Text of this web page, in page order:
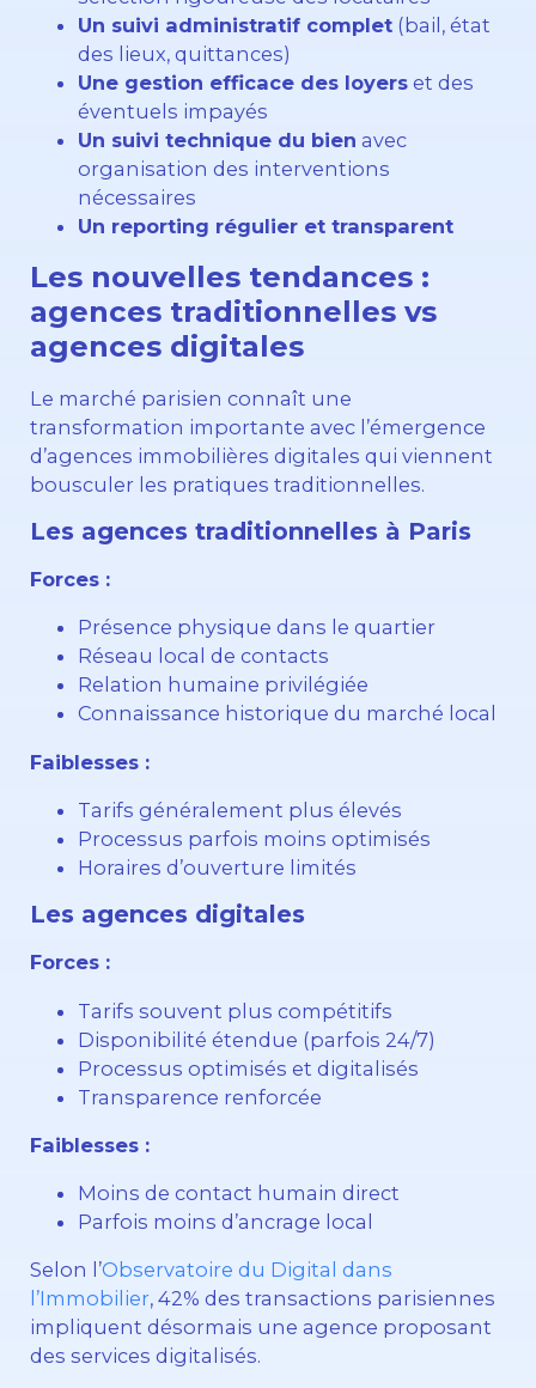
Un suivi administratif complet(bail, état
des lieux, quittances)
Une gestion efficace des loyerset des
éventuels impayés
Un suivi technique du bien avec
organisation des interventions
nécessaires
Un reporting régulier et transparent
Les nouvelles tendances :
agences traditionnelles vs
agences digitales
Le marché parisien connaît une
transformation importante avec l’émergence
d’agences immobilières digitales qui viennent
bousculer les pratiques traditionnelles.
Les agences traditionnelles à Paris
Forces :
Présence physique dans le quartier
Réseau local de contacts
Relation humaine privilégiée
Connaissance historique du marché local
Faiblesses :
Tarifs généralement plus élevés
Processus parfois moins optimisés
Horaires d’ouverture limités
Les agences digitales
Forces :
Tarifs souvent plus compétitifs
Disponibilité étendue (parfois 24/7)
Processus optimisés et digitalisés
Transparence renforcée
Faiblesses :
Moins de contact humain direct
Parfois moins d’ancrage local
Selon l’Observatoire du Digital dans
l’Immobilier, 42% des transactions parisiennes
impliquent désormais une agence proposant
des services digitalisés.